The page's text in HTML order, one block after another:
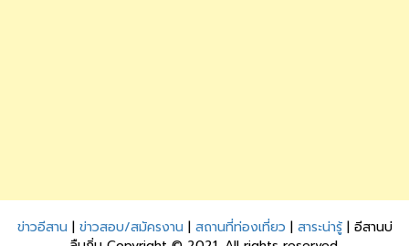
ข่าวอีสาน | ข่าวสอบ/สมัครงาน | สถานที่ท่องเที่ยว | สาระน่ารู้| อีสานบ่